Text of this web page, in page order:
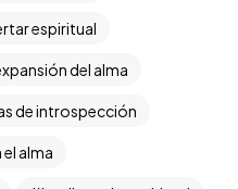
espiritual
del alma
de introspección
el alma